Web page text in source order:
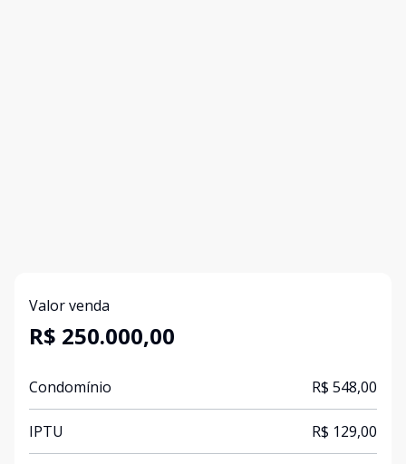
Valor venda
R$ 250.000,00
Condomínio R$ 548,00
IPTU R$ 129,00